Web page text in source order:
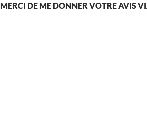
MERCI DE ME DONNER VOTRE AVIS